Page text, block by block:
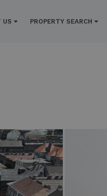
US PROPERTY SEARCH